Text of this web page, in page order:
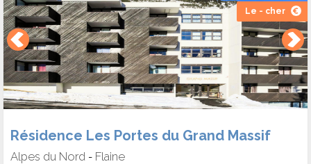
Le - cher
Résidence Les Portes du Grand Massif
Alpes du Nord - Flaine